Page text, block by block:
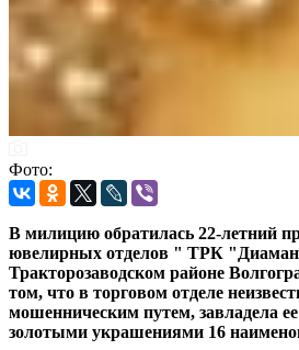
Фото:
В милицию обратилась 22-летний
ювелирных отделов " ТРК
Тракторозаводском районе
том, что в торговом отделе
мошенническим путем, завладела
золотыми украшениями 16